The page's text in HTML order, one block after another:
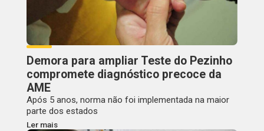
Demora para ampliar Teste do Pezinho
compromete diagnóstico precoce da
AME
Após 5 anos, norma não foi implementada na maior
parte dos estados
Ler mais